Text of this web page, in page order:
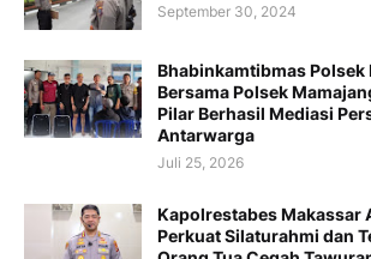
September 30, 2024
Bhabinkamtibmas Polsek
Bersama Polsek
Pilar Berhasil Mediasi
Antarwarga
Juli 25, 2026
Kapolrestabes Makassar
Perkuat Silaturahmi dan